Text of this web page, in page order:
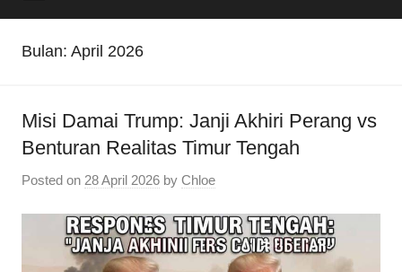
Bulan: April 2026
Misi Damai Trump: Janji Akhiri Perang vs
Benturan Realitas Timur Tengah
Posted on 28 April 2026 by Chloe